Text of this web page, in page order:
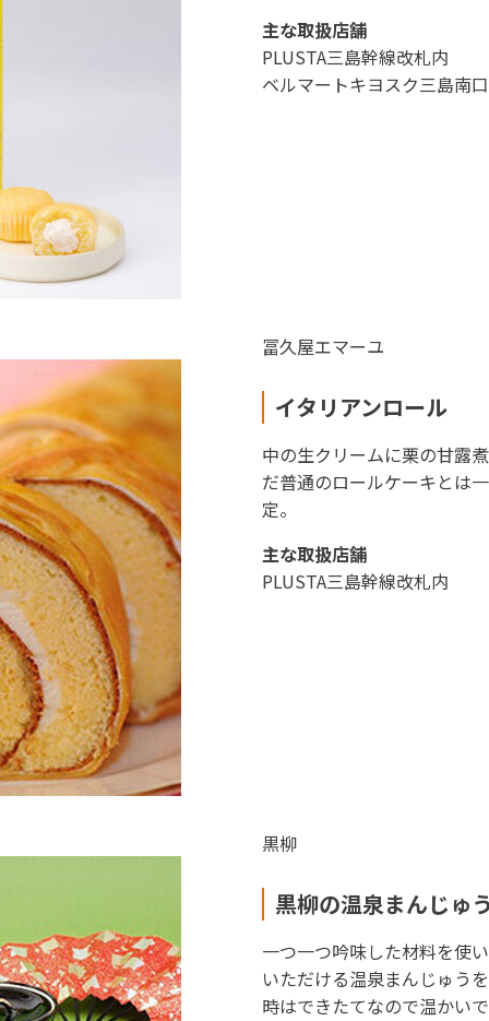
主な取扱店舗
PLUSTA三島幹線改札内
ベルマートキヨスク三島南口
冨久屋エマーユ
イタリアンロール
中の生クリームに栗の甘露
だ普通のロールケーキとは
定。
主な取扱店舗
PLUSTA三島幹線改札内
黒柳
黒柳の温泉まんじゅ
一つ一つ吟味した材料を使
いただける温泉まんじゅう
時はできたてなので温かい